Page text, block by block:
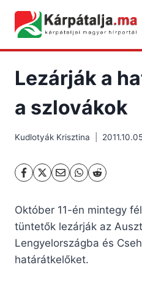
content
Lezárják a
a szlovákok
Kudlotyák Krisztina
Október 11-én mintegy
tüntetők lezárják az
Lengyelországba és
határátkelőket.